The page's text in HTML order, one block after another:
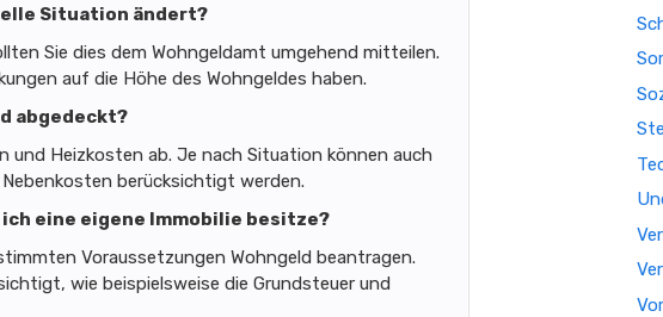
Situation ändert?
Sie dies dem Wohngeldamt umgehend mitteilen.
auf die Höhe des Wohngeldes haben.
abgedeckt?
und Heizkosten ab. Je nach Situation können auch
berücksichtigt werden.
ich eine eigene Immobilie besitze?
Voraussetzungen Wohngeld beantragen.
wie beispielsweise die Grundsteuer und